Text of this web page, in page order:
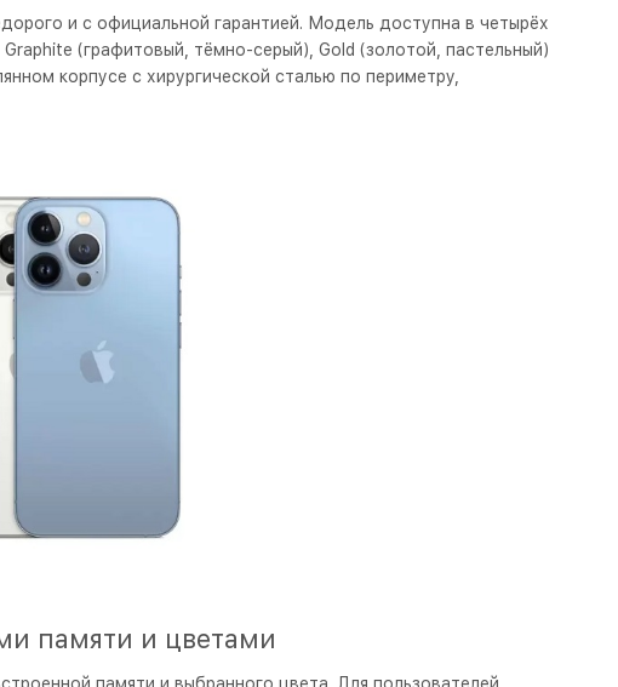
и с официальной гарантией. Модель доступна в четырёх
(графитовый, тёмно-серый), Gold (золотой, пастельный)
корпусе с хирургической сталью по периметру,
памяти и цветами